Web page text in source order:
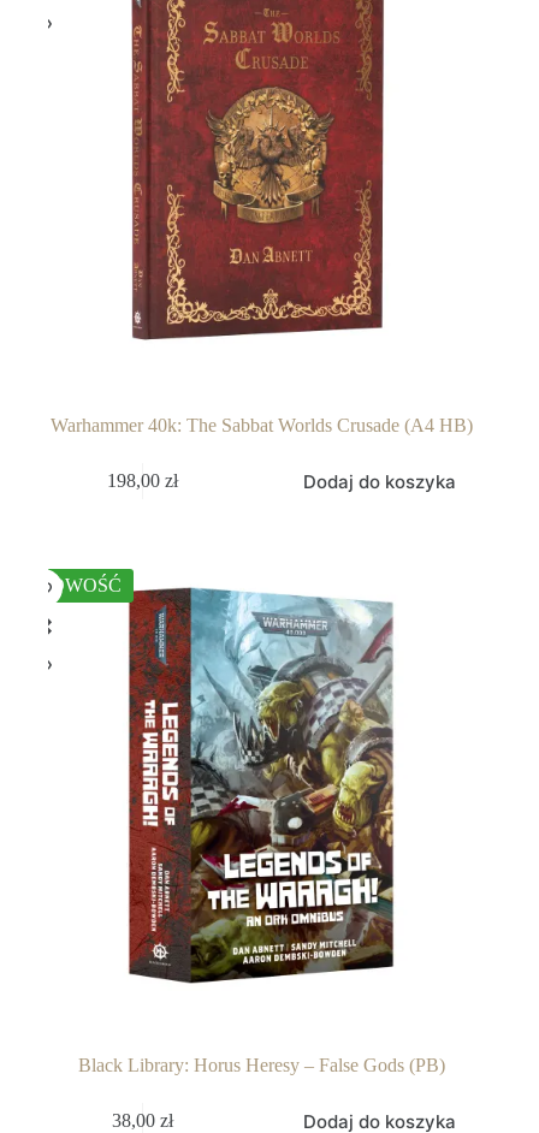
Warhammer 40k: The Sabbat Worlds Crusade (A4 HB)
198,00zł Dodaj do koszyka
NOWOŚĆ
Black Library: Horus Heresy – False Gods (PB)
38,00zł Dodaj do koszyka